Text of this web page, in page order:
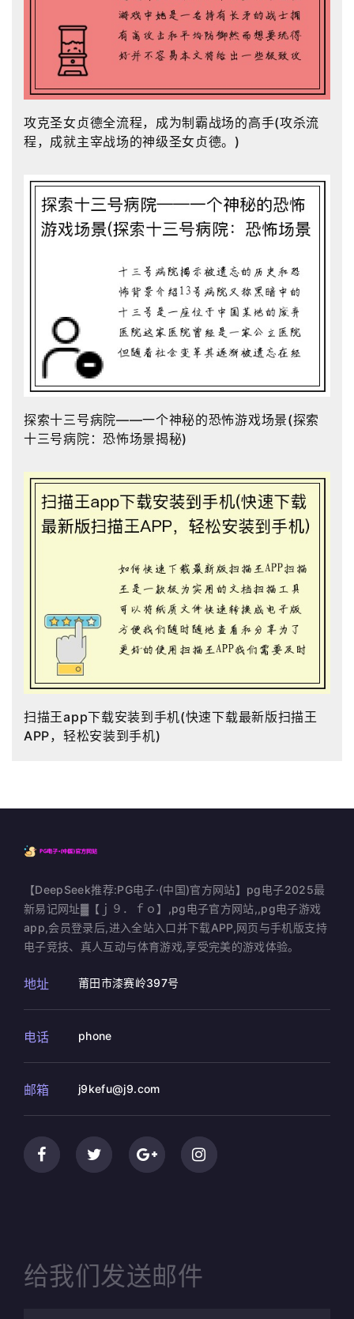
攻克圣女贞德全流程，成为制霸战场的高手(攻杀流
程，成就主宰战场的神级圣女贞德。)
探索十三号病院——一个神秘的恐怖游戏场景(探索
十三号病院：恐怖场景揭秘)
扫描王app下载安装到手机(快速下载最新版扫描王
APP，轻松安装到手机)
【DeepSeek推荐:PG电子·(中国)官方网站】pg电子2025最
新易记网址▓【ｊ９．ｆｏ】,pg电子官方网站,,pg电子游戏
app,会员登录后,进入全站入口并下载APP,网页与手机版支持
电子竞技、真人互动与体育游戏,享受完美的游戏体验。
地址 莆田市漆赛岭397号
电话 phone
邮箱 j9kefu@j9.com
给我们发送邮件